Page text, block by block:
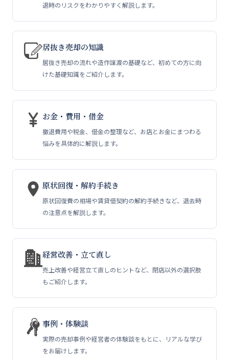
り
退時のリスクをわかりやすく解説します。
居抜き売却の知識
居抜き売却の流れや造作譲渡の基礎など、初めての方に向
けた基礎知識をご紹介します。
お金・費用・借金
撤退費用や税金、借金の整理など、お店とお金にまつわる
悩みを具体的に解説します。
原状回復・解約手続き
原状回復費の相場や賃貸借契約の解約手続きなど、退去時
の注意点を解説します。
経営改善・立て直し
売上改善や経営立て直しのヒントなど、閉店以外の選択肢
もご紹介します。
事例・体験談
実際の売却事例や経営者の体験談をもとに、リアルな学び
をお届けします。